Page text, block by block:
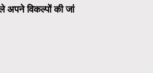
अपने विकल्पों की जां